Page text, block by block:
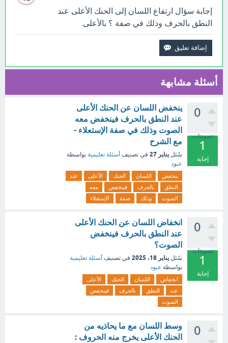
إجابة سؤال ارتفاع اللسان إلى الحنك الأعلى عند
النطق بالحرف وذلك في صفة ؟ بالأعلى.
أسئلة مشابهة
0
تصويتات
1
إجابة
ينخفض اللسان عن الحنك الأعلى
عند النطق بالحرف فينخفض معه
الصوت وذلك في صفة الإستعلاء -
مع الشرح
سُئل يناير 27 في تصنيف أسئلة تعليمية بواسطة
عبود
ينخفض اللسان الحنك الأعلى
عند
النطق
بالحرف فينخفض
معه
الصوت
وذلك صفة الإستعلاء
0
تصويتات
1
إجابة
انخفاض اللسان عن الحنك الأعلى
عند النطق بالحرف فينخفض
الصوت؟
سُئل يناير 18، 2025 في تصنيف أسئلة تعليمية
بواسطة عبود
انخفاض اللسان الحنك
الأعلى
عند
النطق بالحرف
فينخفض
الصوت
0
وسط اللسان مع ما يحاذيه من
الحنك الأعلى يخرج منه الحروف :